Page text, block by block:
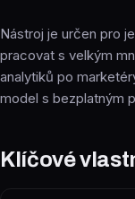
Nástroj je určen pro
pracovat s velkým
analytiků po
model s bezplatným
Klíčové